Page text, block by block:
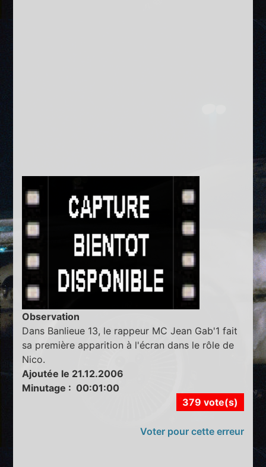
Observation
Dans Banlieue 13, le rappeur MC Jean Gab'1 fait
sa première apparition à l'écran dans le rôle de
Nico.
Ajoutée le 21.12.2006
Minutage : 00:01:00
379 vote(s)
Voter pour cette erreur